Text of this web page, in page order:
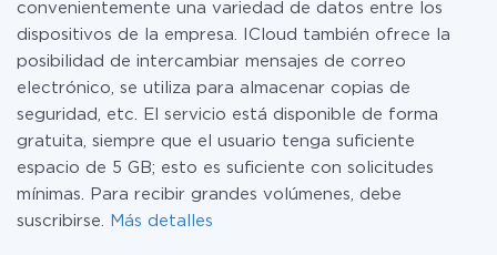
convenientemente una variedad de datos entre los
dispositivos de la empresa. ICloud también ofrece la
posibilidad de intercambiar mensajes de correo
electrónico, se utiliza para almacenar copias de
seguridad, etc. El servicio está disponible de forma
gratuita, siempre que el usuario tenga suficiente
espacio de 5 GB; esto es suficiente con solicitudes
mínimas. Para recibir grandes volúmenes, debe
suscribirse.
Más detalles